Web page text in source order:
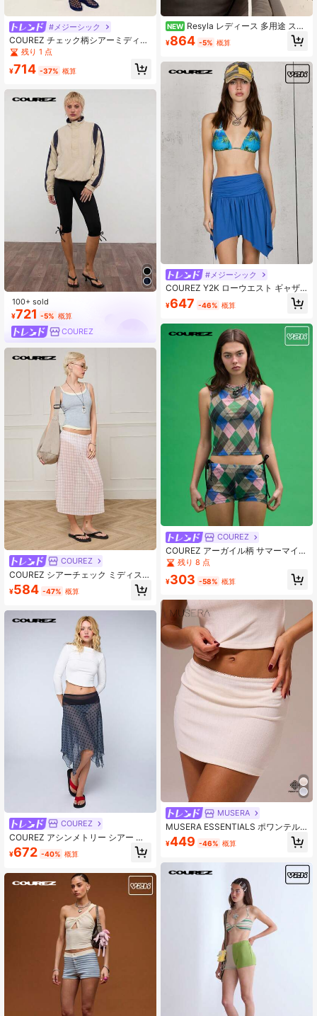
#メジーシック
COUREZ チェック柄シアーミディス
カート、Y2Kスタイル 女性用夏服 春
夏コーデ お出かけアウトフィット ス
カート セットアップ
残り 1 点
¥714 -37% 概算
100+ sold
¥721 -5% 概算
COUREZ
COUREZ
COUREZ シアーチェック ミディスカ
ート /Y2K 秋服 秋のレディースアウ
トフィット お出かけ用スカート レデ
¥584 -47% 概算
COUREZ
COUREZ アシンメトリー シアー ド
ット柄 パッチワーク ミディドレス /
Y2K 夏 レディース カジュアルアウト
出かけ・ホリデーウェア
¥672 -40% 概算
NEW Resyla レディース 多用途 スト
ライプ コントラストカラー ドロース
トリング ウエスト カジュアルショー
¥864 -5% 概算
#メジーシック
COUREZ Y2K ローウエスト ギャザ
ー ウエストバンド ミニ ウォーター
フォールスカート レディース 春夏
¥647 -46% 概算
COUREZ
COUREZ アーガイル柄 サマーマイク
ロショーツ Y2Kヴィンテージ
残り 8 点
¥303 -58% 概算
MUSERA
MUSERA ESSENTIALS ポワンテル
ピコ トリム ミニスカート コーデ ス
カートのみ、春 コージー キュート
ンシャル カジュアル サマー バケー
ション ホリデー フェスティバル
¥449 -46% 概算